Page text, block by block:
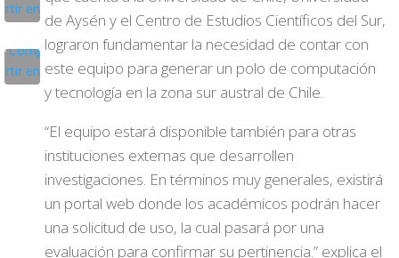
de Aysén y el Centro de Estudios Científicos del Sur,
lograron fundamentar la necesidad de contar con
este equipo para generar un polo de computación
y tecnología en la zona sur austral de Chile.
“El equipo estará disponible también para otras
instituciones externas que desarrollen
investigaciones. En términos muy generales, existirá
un portal web donde los académicos podrán hacer
una solicitud de uso, la cual pasará por una
evaluación para confirmar su pertinencia.” explica el